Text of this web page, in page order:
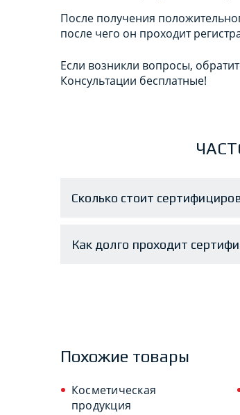
После получения
после чего он проходит
Если возникли вопросы,
Консультации бесплатные!
Сколько стоит
Как долго проходит
Похожие товары
Косметическая
продукция